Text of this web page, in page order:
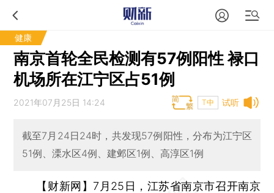
健康
南京首轮全民检测有57例阳性 禄口
机场所在江宁区占51例
试听
2021年07月25日 14:24 T中
截至7月24日24时，共发现57例阳性，分布为江宁区
51例、溧水区4例、建邺区1例、高淳区1例
【财新网】 7月25日，江苏省南京市召开南京